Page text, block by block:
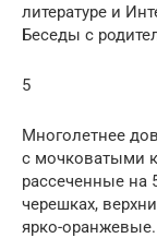
литературе и
Беседы с
5
Многолетнее
с мочковатыми
рассеченные на
черешках,
ярко-оранжевые.